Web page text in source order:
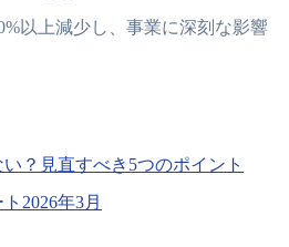
以上減少し、事業に深刻な影響
？見直すべき5つのポイント
2026年3月